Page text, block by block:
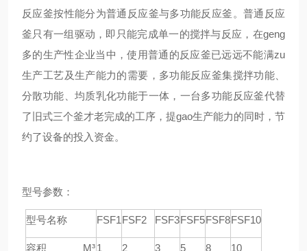
反应釜按性能分为普通反应釜与多功能反应釜。普通反应
釜只有一组驱动，即只能完成单一的搅拌与反应，在geng
多的生产性企业当中，使用普通的反应釜已远远不能满zu
生产工艺及生产能力的需要，多功能反应釜集搅拌功能、
分散功能、均质乳化功能于一体，一台多功能反应釜代替
了旧式三个釜才老完成的工序，提gao生产能力的同时，节
约了设备的投入资金。
型号参数：
型号名称 FSF1 FSF2 FSF3FSF5FSF8FSF10
容积 M³1 2 3 5 8 10